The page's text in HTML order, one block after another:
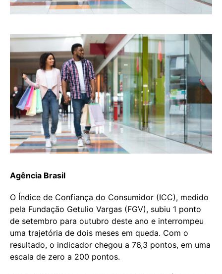
Agência Brasil
O Índice de Confiança do Consumidor (ICC), medido
pela Fundação Getulio Vargas (FGV), subiu 1 ponto
de setembro para outubro deste ano e interrompeu
uma trajetória de dois meses em queda. Com o
resultado, o indicador chegou a 76,3 pontos, em uma
escala de zero a 200 pontos.